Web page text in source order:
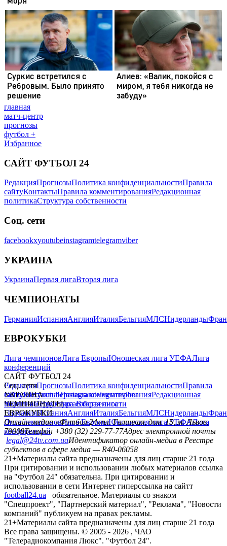
главная
матч-центр
прогнозы
футбол +
Избранное
САЙТ ФУТБОЛ 24
РедакцияПрогнозыПолитика конфиденциальностиПравила
сайтуКонтактыПравила комментированияРедакционная
политикаСтруктура собственности
Соц. сети
facebookxyoutubeinstagramtelegramviber
УКРАИНА
УкраинаПервая лигаВторая лига
ЧЕМПИОНАТЫ
ГерманияИспанияАнглияИталияБельгияМЛСНидерланды
ЕВРОКУБКИ
Лига чемпионовЛига ЕвропыЮношеская лига УЕФАЛига
конференций
САЙТ ФУТБОЛ 24
РедакцияПрогнозыПолитика конфиденциальностиПравила
сайтуКонтактыПравила комментированияРедакционная
политикаСтруктура собственности
Соц. сети
facebookxyoutubeinstagramtelegramviber
УКРАИНА
УкраинаПервая лигаВторая лига
ЧЕМПИОНАТЫ
ГерманияИспанияАнглияИталияБельгияМЛСНидерланды
ЕВРОКУБКИ
Лига чемпионовЛига ЕвропыЮношеская лига УЕФАЛига
конференций
Онлайн-медиа «Футбол 24»пл. Галицкая, дом. 15, м. Львов,
79008Телефон +380 (32) 229-77-77Адрес электронной почты
legal@24tv.com.uaИдентификатор онлайн-медиа в Реестре
субъектов в сфере медиа — R40-06058
21+Материалы сайта предназначены для лиц старше 21 года
При цитировании и использовании любых материалов ссылка
на "Футбол 24" обязательна. При цитировании и
использовании в сети Интернет гиперссылка на сайтт
football24.ua
обязательное. Материалы со знаком
"Спецпроект", "Партнерский материал", "Реклама", "Новости
компаний" публикуем на правах рекламы.
21+Материалы сайта предназначены для лиц старше 21 года
Все права защищены. © 2005 - 2026 , ЧАО
"Телерадиокомпания Люкс". "Футбол 24".